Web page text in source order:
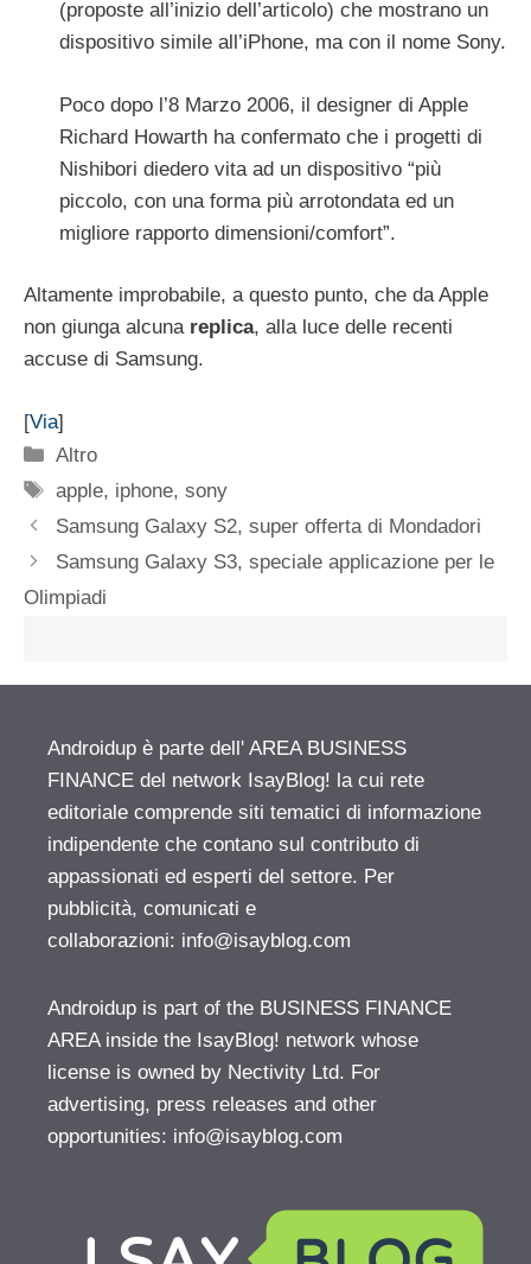
(proposte all’inizio dell’articolo) che mostrano un
dispositivo simile all’iPhone, ma con il nome Sony.
Poco dopo l’8 Marzo 2006, il designer di Apple
Richard Howarth ha confermato che i progetti di
Nishibori diedero vita ad un dispositivo “più
piccolo, con una forma più arrotondata ed un
migliore rapporto dimensioni/comfort”.
Altamente improbabile, a questo punto, che da Apple
non giunga alcuna replica, alla luce delle recenti
accuse di Samsung.
[Via]
Categorie
Altro
Tag
apple, iphone,sony
Samsung Galaxy S2, super offerta di Mondadori
Samsung Galaxy S3, speciale applicazione per le
Olimpiadi
Androidup è parte dell' AREA BUSINESS
FINANCE del network IsayBlog! la cui rete
editoriale comprende siti tematici di informazione
indipendente che contano sul contributo di
appassionati ed esperti del settore. Per
pubblicità, comunicati e
collaborazioni: info@isayblog.com
Androidup is part of the BUSINESS FINANCE
AREA inside the IsayBlog! network whose
license is owned by Nectivity Ltd. For
advertising, press releases and other
opportunities: info@isayblog.com